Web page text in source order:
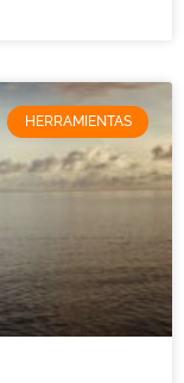
HERRAMIENTAS